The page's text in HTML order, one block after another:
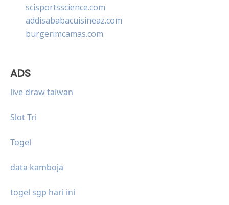
scisportsscience.com
addisababacuisineaz.com
burgerimcamas.com
ADS
live draw taiwan
Slot Tri
Togel
data kamboja
togel sgp hari ini